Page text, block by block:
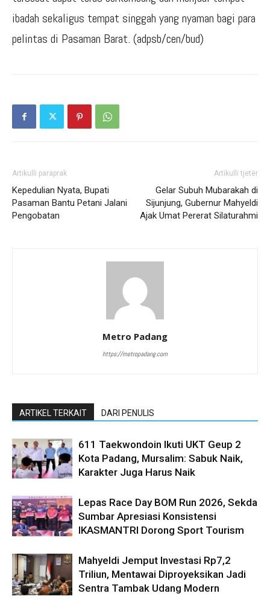
ibadah sekaligus tempat singgah yang nyaman bagi para
pelintas di Pasaman Barat. (adpsb/cen/bud)
Artikulli paraprak
Kepedulian Nyata, Bupati
Pasaman Bantu Petani Jalani
Pengobatan
Artikulli tjetër
Gelar Subuh Mubarakah di
Sijunjung, Gubernur Mahyeldi
Ajak Umat Pererat Silaturahmi
Metro Padang
https://metropadang.com
ARTIKEL TERKAIT DARI PENULIS
611 Taekwondoin Ikuti UKT Geup 2
Kota Padang, Mursalim: Sabuk Naik,
Karakter Juga Harus Naik
Lepas Race Day BOM Run 2026, Sekda
Sumbar Apresiasi Konsistensi
IKASMANTRI Dorong Sport Tourism
Mahyeldi Jemput Investasi Rp7,2
Triliun, Mentawai Diproyeksikan Jadi
Sentra Tambak Udang Modern